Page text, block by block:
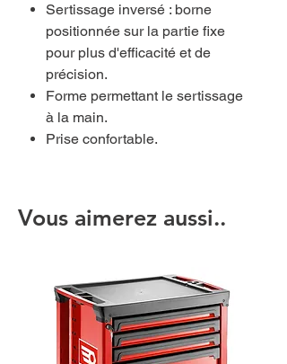
Sertissage inversé : borne
positionnée sur la partie fixe
pour plus d'efficacité et de
précision.
Forme permettant le sertissage
à la main.
Prise confortable.
Vous aimerez aussi..